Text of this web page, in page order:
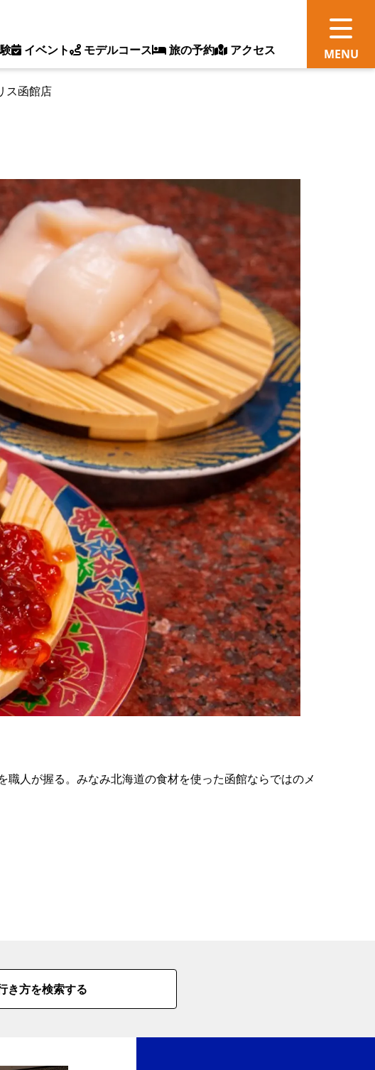
イベント モデルコース 旅の予約 アクセス
ス函館店
人が握る。みなみ北海道の食材を使った函館ならではのメ
き方を検索する